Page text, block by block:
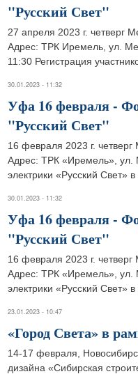
"Русский Свет"
27 апреля 2023 г. четверг
Адрес: ТРК Иремель, ул.
11:30 Регистрация
30.01.2023 - 11:32
Уфа 16 февраля -
"Русский Свет"
16 февраля 2023 г.
Адрес: ТРК «Иремель», ул.
электрики «Русский Свет»
30.01.2023 - 11:32
Уфа 16 февраля -
"Русский Свет"
16 февраля 2023 г.
Адрес: ТРК «Иремель», ул.
электрики «Русский Свет»
23.01.2023 - 10:47
«Город Света» в
14-17 февраля,
дизайна «Сибирская